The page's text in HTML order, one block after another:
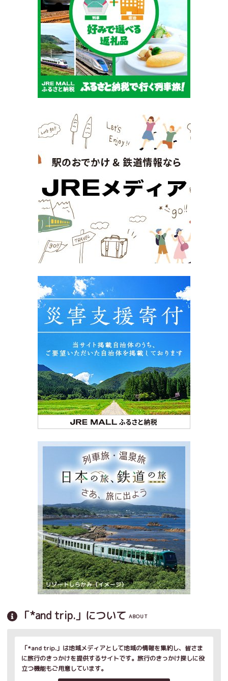
「*and trip.」について ABOUT
「*and trip.」は地域メディアとして地域の情報を集約し、皆さま
に旅行のきっかけを提供するサイトです。旅行のきっかけ探しに役
立つ機能もご用意しています。